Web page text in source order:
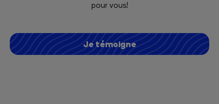
pour vous!
Je témoigne